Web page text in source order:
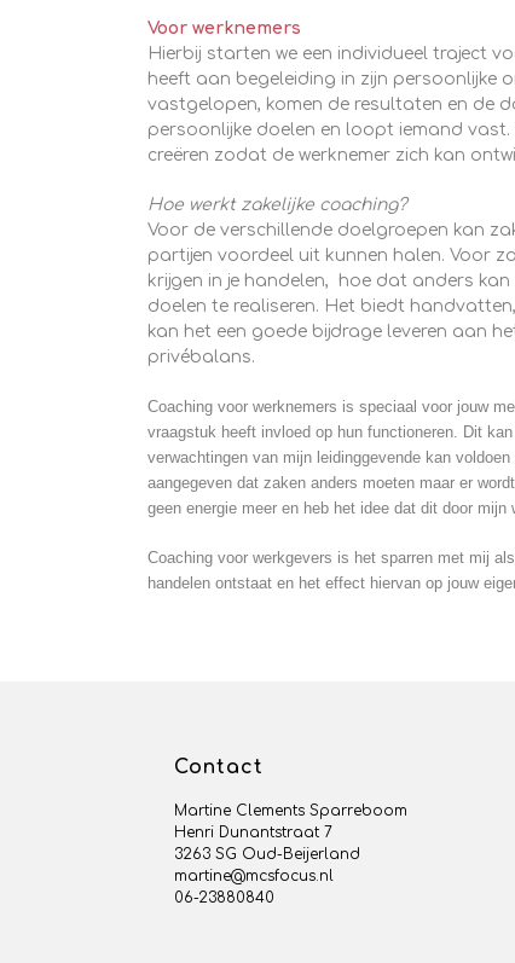
Voor werknemers
Hierbij starten we een individueel traject
heeft aan begeleiding in zijn persoonlijke
vastgelopen, komen de resultaten en de
persoonlijke doelen en loopt iemand
creëren zodat de werknemer zich kan
Hoe werkt zakelijke coaching?
Voor de verschillende doelgroepen kan
partijen voordeel uit kunnen halen. Voor
krijgen in je handelen, hoe dat anders
doelen te realiseren. Het biedt
kan het een goede bijdrage leveren aan
privébalans.
Coaching voor werknemers is speciaal voor jouw
vraagstuk heeft invloed op hun functioneren. Dit
verwachtingen van mijn leidinggevende kan
aangegeven dat zaken anders moeten maar er
geen energie meer en heb het idee dat dit door mijn
Coaching voor werkgevers is het sparren met mij
handelen ontstaat en het effect hiervan op jouw
Contact
Martine Clements Sparreboom
Henri Dunantstraat 7
3263 SG Oud-Beijerland
martine@mcsfocus.nl
06-23880840